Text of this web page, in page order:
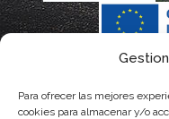
Para ofrecer las mejores
cookies para almacenar y/o